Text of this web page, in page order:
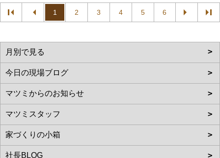
1 2 3 4 5 6